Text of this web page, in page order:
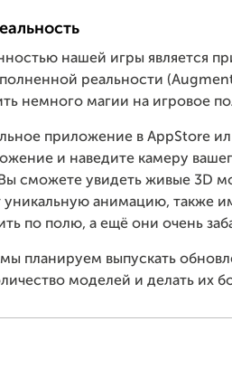
нашей игры является
реальности
немного магии на игровое
приложение в AppStore
и наведите камеру
сможете увидеть живые 3D
уникальную анимацию, также
по полю, а ещё они очень
планируем выпускать
моделей и делать их